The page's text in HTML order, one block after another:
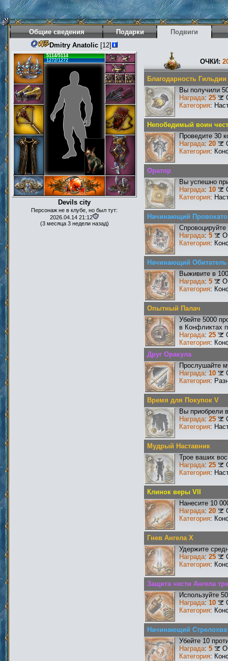
Общие сведения Подарки Подвиги
Dmitry Anatolic [12]
5114/5114
1272/1272
Devils city
Персонаж не в клубе, но был тут:
2026.04.14 21:12
(3 месяца 3 недели назад)
ОЧКИ:
Благодарность Гильдии
Вы получили
Награда: 25
Категория:
Непобедимый воин
Проведите 30
Награда: 20
Категория:
Оратор
Вы успешно
Награда: 10
Категория:
Начинающий
Награда: 5
Категория:
Начинающий
Выживите в
Награда: 5
Категория:
Опытный Палач
Убейте 5000
в Конфликтах
Награда: 25
Категория:
Друг Оракула
Прослушайте
Награда: 10
Категория:
Время для Покупок V
Вы приобрели
Награда: 25
Категория:
Мудрый Наставник
Трое ваших
Награда: 25
Категория:
Клинок веры VII
Нанесите 10
Награда: 20
Категория:
Гнев Ангела X
Удержите
Награда: 25
Категория:
Защита чести Ангела
Используйте
Награда: 10
Категория:
Начинающий
Убейте 10
Награда: 5
Категория: